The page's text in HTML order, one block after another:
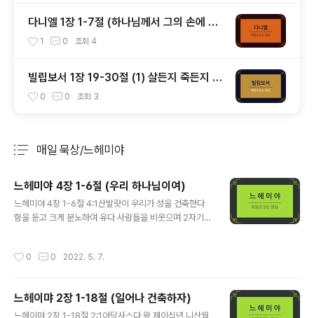
다니엘 1장 1-7절 (하나님께서 그의 손에 넘
기셨다, 다니엘과 세 친구)
1 0 조회 4
빌립보서 1장 19-30절 (1) 살든지 죽든지 그
리스도가 존귀하게 되는 삶을 사는 것
0 0 조회 3
매일 묵상/느헤미야
느헤미야 4장 1-6절 (우리 하나님이여)
느헤미야 4장 1-6절 4:1산발랏이 우리가 성을 건축한다
함을 듣고 크게 분노하여 유다 사람들을 비웃으며 2자기
가, 제사를 드리려는가, 하루에 일을 마치려는가 불탄 돌을
올라가도 곧 무너지리라 하더라 4우리 하나님이여 들으시
옵소서 우리가 업신여김을 당하나이다 원하건대 그들이 욕
0 0 2022. 5. 7.
느헤이먀 2장 1-18절 (일어나 건축하자)
느헤이먀 2장 1-18절 2:1아닥사스다 왕 제이십년 니산월